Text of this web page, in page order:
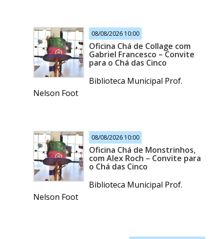
08/08/2026 10:00
Oficina Chá de Collage com
Gabriel Francesco – Convite
para o Chá das Cinco
Biblioteca Municipal Prof.
Nelson Foot
08/08/2026 10:00
Oficina Chá de Monstrinhos,
com Alex Roch – Convite para
o Chá das Cinco
Biblioteca Municipal Prof.
Nelson Foot